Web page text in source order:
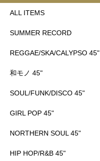
ALL ITEMS
SUMMER RECORD
REGGAE/SKA/CALYPSO 45"
和モノ 45"
SOUL/FUNK/DISCO 45"
GIRL POP 45"
NORTHERN SOUL 45"
HIP HOP/R&B 45"